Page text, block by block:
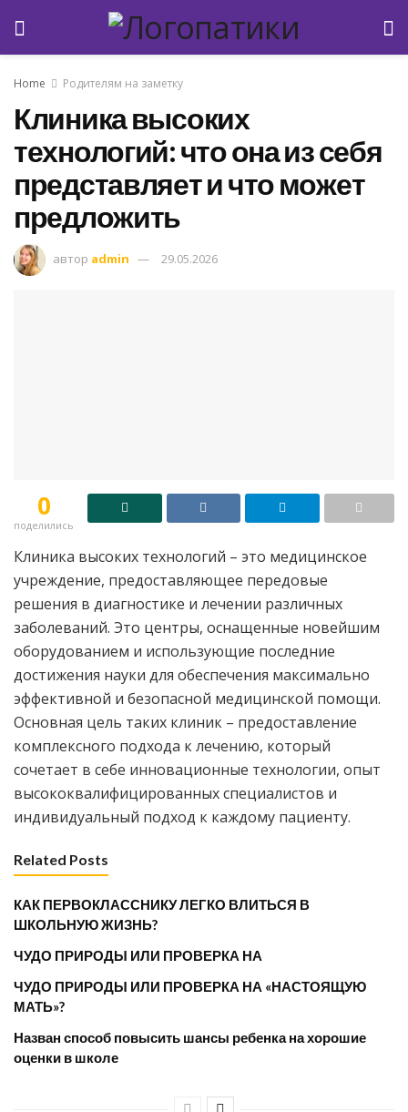
Home Родителям на заметку
Клиника высоких
технологий: что она из себя
представляет и что может
предложить
автор admin 29.05.2026
0
поделились
Клиника высоких технологий – это медицинское
учреждение, предоставляющее передовые
решения в диагностике и лечении различных
заболеваний. Это центры, оснащенные новейшим
оборудованием и использующие последние
достижения науки для обеспечения максимально
эффективной и безопасной медицинской помощи.
Основная цель таких клиник – предоставление
комплексного подхода к лечению, который
сочетает в себе инновационные технологии, опыт
высококвалифицированных специалистов и
индивидуальный подход к каждому пациенту.
Related Posts
КАК ПЕРВОКЛАССНИКУ ЛЕГКО ВЛИТЬСЯ В
ШКОЛЬНУЮ ЖИЗНЬ?
ЧУДО ПРИРОДЫ ИЛИ ПРОВЕРКА НА
ЧУДО ПРИРОДЫ ИЛИ ПРОВЕРКА НА «НАСТОЯЩУЮ
МАТЬ»?
Назван способ повысить шансы ребенка на хорошие
оценки в школе